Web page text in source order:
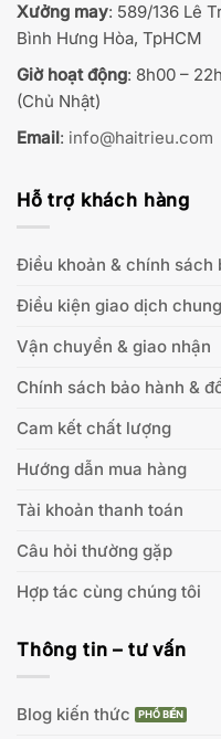
Xưởng may: 589/136 Lê
Bình Hưng Hòa, TpHCM
Giờ hoạt động: 8h00 –
(Chủ Nhật)
Email: info@haitrieu.com
Hỗ trợ khách hàng
Điều khoản & chính sách
Điều kiện giao dịch chung
Vận chuyển & giao nhận
Chính sách bảo hành &
Cam kết chất lượng
Hướng dẫn mua hàng
Tài khoản thanh toán
Câu hỏi thường gặp
Hợp tác cùng chúng tôi
Thông tin – tư vấn
Blog kiến thức